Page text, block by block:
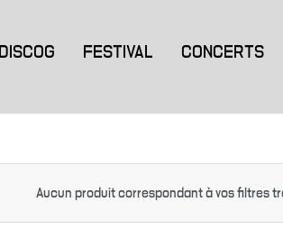
DISCOG FESTIVAL CONCERTS
Aucun produit correspondant à vos filtres